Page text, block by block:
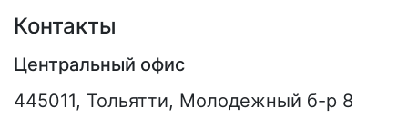
Контакты
Центральный офис
445011, Тольятти, Молодежный б-р 8